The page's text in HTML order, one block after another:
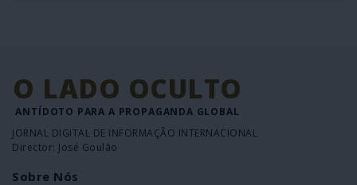
O LADO OCULTO
ANTÍDOTO PARA A PROPAGANDA GLOBAL
JORNAL DIGITAL DE INFORMAÇÃO INTERNACIONAL
Director: José Goulão
Sobre Nós